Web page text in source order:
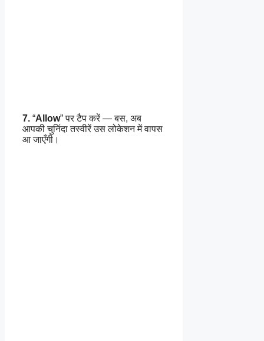
7. “Allow” पर टैप करें — बस, अब
आपकी चुनिंदा तस्वीरें उस लोकेशन में वापस
आ जाएँगी।